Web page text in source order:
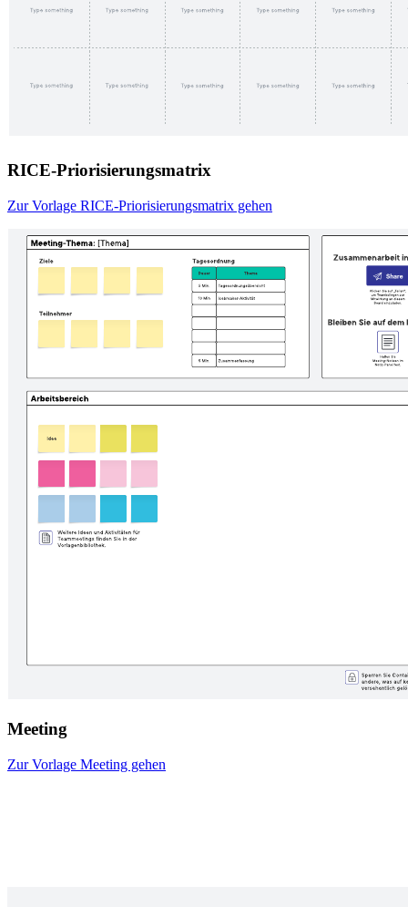
RICE-Priorisierungsmatrix
Zur Vorlage RICE-Priorisierungsmatrix gehen
Meeting
Zur Vorlage Meeting gehen